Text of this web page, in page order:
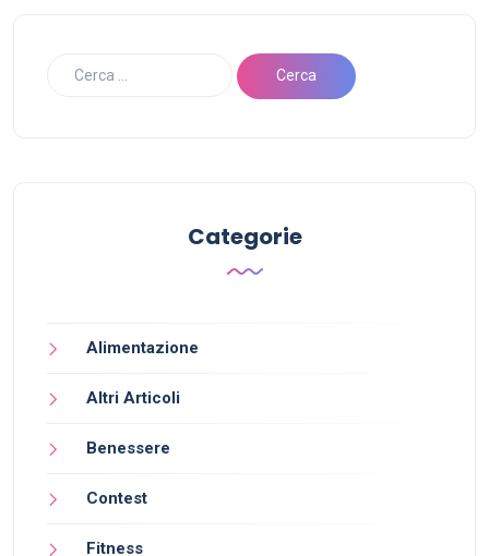
Categorie
Alimentazione
Altri Articoli
Benessere
Contest
Fitness